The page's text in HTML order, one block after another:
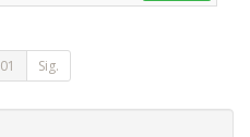
01 Sig.